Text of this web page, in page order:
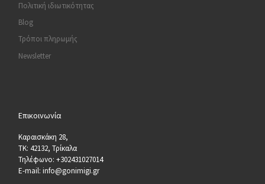
Πολιτική ιδιωτικότητας
Blog
Τρόποι πληρωμής
Newsletter
Επικοινωνία
Καραισκάκη 28,
ΤΚ: 42132, Τρίκαλα
Τηλέφωνο: +302431027014
E-mail: info@gonimigi.gr